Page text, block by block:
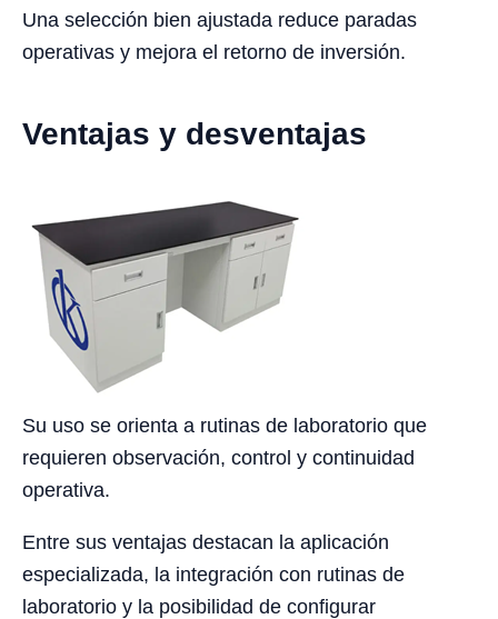
Una selección bien ajustada reduce paradas
operativas y mejora el retorno de inversión.
Ventajas y desventajas
Su uso se orienta a rutinas de laboratorio que
requieren observación, control y continuidad
operativa.
Entre sus ventajas destacan la aplicación
especializada, la integración con rutinas de
laboratorio y la posibilidad de configurar